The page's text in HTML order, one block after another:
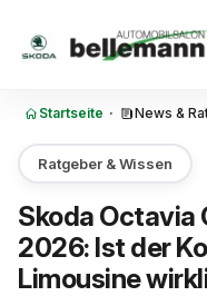
Startseite · News &
Ratgeber & Wissen
Skoda Octavia
2026: Ist der
Limousine
kleiner? Die ehrliche
und was das im Alltag
Preis vs Limousine Preis
Ladevolumen
2026: Warum 90 Prozent
Käufer ihn der Limousine